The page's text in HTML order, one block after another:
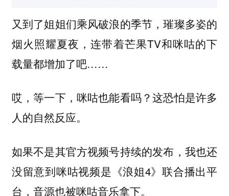
又到了姐姐们乘风破浪的季节，璀璨多姿的
烟火照耀夏夜，连带着芒果TV和咪咕的下
载量都增加了吧……
哎，等一下，咪咕也能看吗？这恐怕是许多
人的自然反应。
如果不是其官方视频号持续的发布，我也还
没留意到咪咕视频是《浪姐4》联合播出平
台，音源也被咪咕音乐拿下。